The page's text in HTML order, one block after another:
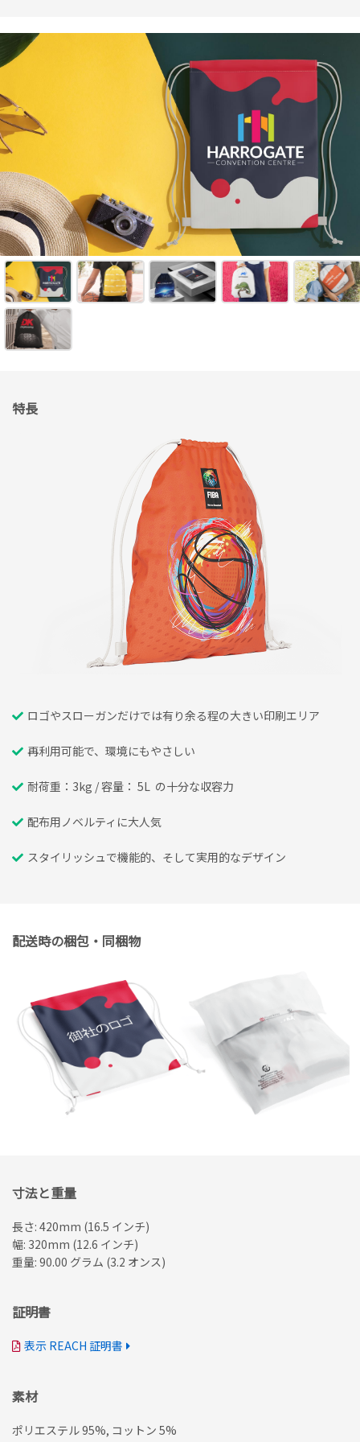
特長
ロゴやスローガンだけでは有り余る程の大きい印刷エリア
再利用可能で、環境にもやさしい
耐荷重：3kg / 容量： 5L の十分な収容力
配布用ノベルティに大人気
スタイリッシュで機能的、そして実用的なデザイン
配送時の梱包・同梱物
寸法と重量
長さ: 420mm (16.5 インチ)
幅: 320mm (12.6 インチ)
重量: 90.00 グラム (3.2 オンス)
証明書
表示 REACH 証明書
素材
ポリエステル 95%, コットン 5%